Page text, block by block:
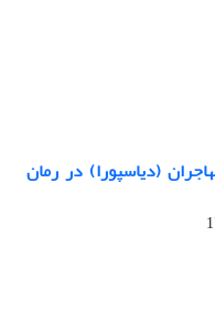
(دیاسپورا) در رمان